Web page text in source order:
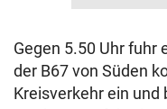
Gegen 5.50 Uhr fuhr
der B67 von Süden
Kreisverkehr ein